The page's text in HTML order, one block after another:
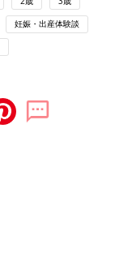
妊娠・出産体験談